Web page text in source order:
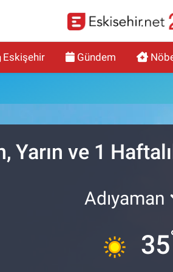
Eskişehir Gündem
Yarın ve 1
Adıyaman
35